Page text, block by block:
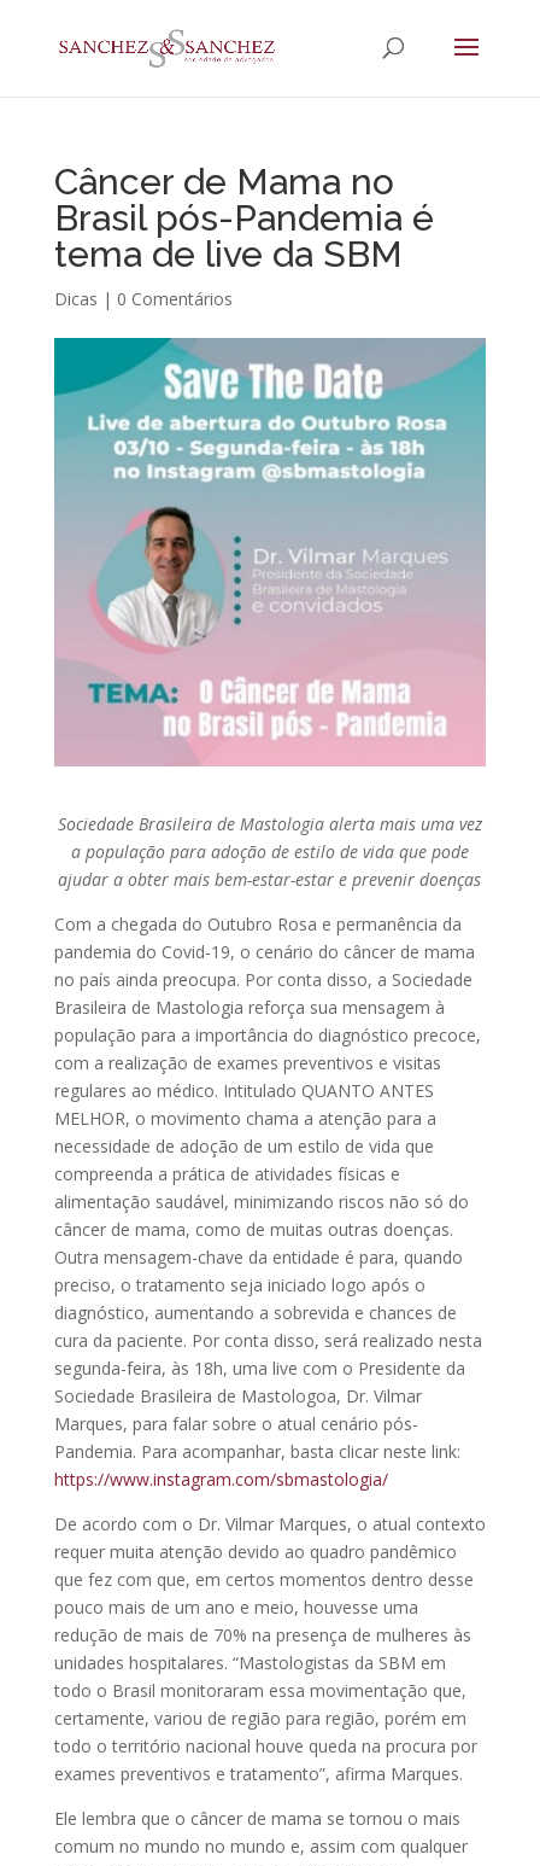
Câncer de Mama no
Brasil pós-Pandemia é
tema de live da SBM
Dicas | 0 Comentários
Sociedade Brasileira de Mastologia alerta mais uma vez
a população para adoção de estilo de vida que pode
ajudar a obter mais bem-estar-estar e prevenir doenças
Com a chegada do Outubro Rosa e permanência da
pandemia do Covid-19, o cenário do câncer de mama
no país ainda preocupa. Por conta disso, a Sociedade
Brasileira de Mastologia reforça sua mensagem à
população para a importância do diagnóstico precoce,
com a realização de exames preventivos e visitas
regulares ao médico. Intitulado QUANTO ANTES
MELHOR, o movimento chama a atenção para a
necessidade de adoção de um estilo de vida que
compreenda a prática de atividades físicas e
alimentação saudável, minimizando riscos não só do
câncer de mama, como de muitas outras doenças.
Outra mensagem-chave da entidade é para, quando
preciso, o tratamento seja iniciado logo após o
diagnóstico, aumentando a sobrevida e chances de
cura da paciente. Por conta disso, será realizado nesta
segunda-feira, às 18h, uma live com o Presidente da
Sociedade Brasileira de Mastologoa, Dr. Vilmar
Marques, para falar sobre o atual cenário pós-
Pandemia. Para acompanhar, basta clicar neste link:
https://www.instagram.com/sbmastologia/
De acordo com o Dr. Vilmar Marques, o atual contexto
requer muita atenção devido ao quadro pandêmico
que fez com que, em certos momentos dentro desse
pouco mais de um ano e meio, houvesse uma
redução de mais de 70% na presença de mulheres às
unidades hospitalares. “Mastologistas da SBM em
todo o Brasil monitoraram essa movimentação que,
certamente, variou de região para região, porém em
todo o território nacional houve queda na procura por
exames preventivos e tratamento”, afirma Marques.
Ele lembra que o câncer de mama se tornou o mais
comum no mundo no mundo e, assim com qualquer